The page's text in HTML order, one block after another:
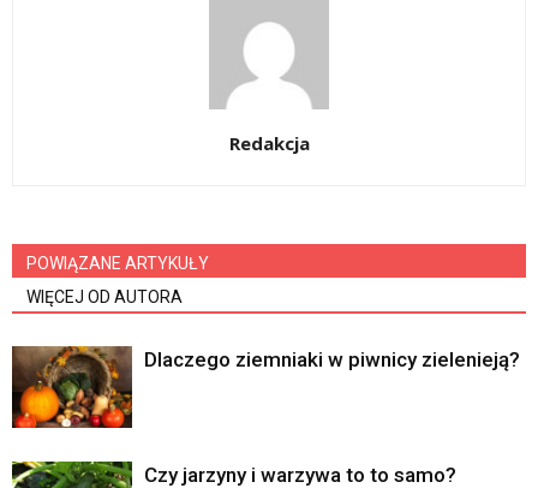
Redakcja
POWIĄZANE ARTYKUŁY
WIĘCEJ OD AUTORA
Dlaczego ziemniaki w piwnicy zielenieją?
Czy jarzyny i warzywa to to samo?